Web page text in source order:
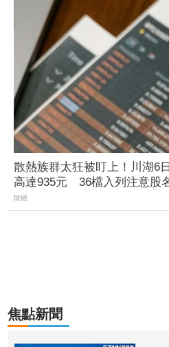
散熱族群太狂被盯上！川湖6
高達935元 36檔入列注意股
財經
焦點新聞